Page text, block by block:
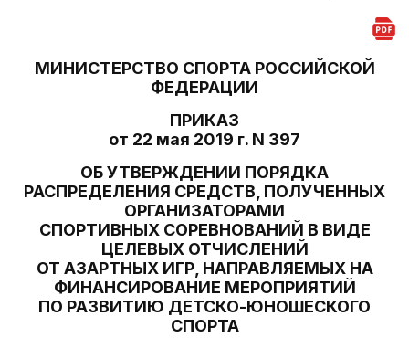
МИНИСТЕРСТВО СПОРТА РОССИЙСКОЙ
ФЕДЕРАЦИИ
ПРИКАЗ
от 22 мая 2019 г. N 397
ОБ УТВЕРЖДЕНИИ ПОРЯДКА
РАСПРЕДЕЛЕНИЯ СРЕДСТВ, ПОЛУЧЕННЫХ
ОРГАНИЗАТОРАМИ
СПОРТИВНЫХ СОРЕВНОВАНИЙ В ВИДЕ
ЦЕЛЕВЫХ ОТЧИСЛЕНИЙ
ОТ АЗАРТНЫХ ИГР, НАПРАВЛЯЕМЫХ НА
ФИНАНСИРОВАНИЕ МЕРОПРИЯТИЙ
ПО РАЗВИТИЮ ДЕТСКО-ЮНОШЕСКОГО
СПОРТА